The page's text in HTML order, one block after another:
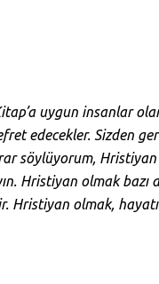
uygun insanlar
edecekler. Sizden
söylüyorum,
Hristiyan olmak bazı
olmak,